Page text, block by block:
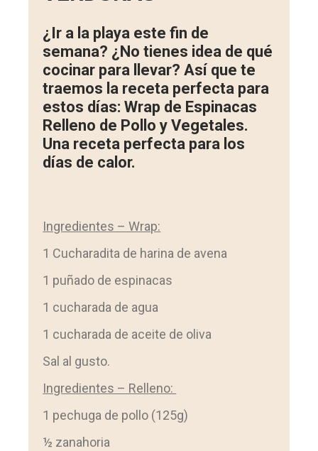
¿Ir a la playa este fin de
semana? ¿No tienes idea de qué
cocinar para llevar? Así que te
traemos la receta perfecta para
estos días: Wrap de Espinacas
Relleno de Pollo y Vegetales.
Una receta perfecta para los
días de calor.
Ingredientes – Wrap:
1 Cucharadita de harina de avena
1 puñado de espinacas
1 cucharada de agua
1 cucharada de aceite de oliva
Sal al gusto.
Ingredientes – Relleno:
1 pechuga de pollo (125g)
½ zanahoria